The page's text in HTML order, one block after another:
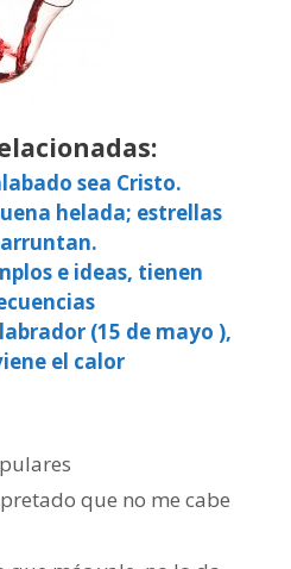
sea Cristo.
helada; estrellas
e ideas, tienen
(15 de mayo ),
el calor
que no me cabe